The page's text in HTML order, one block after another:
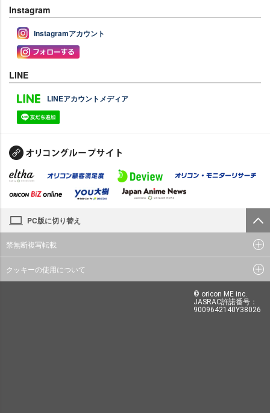
Instagram
Instagramアカウント
LINE
LINEアカウントメディア
PC版に切り替え
禁無断複写転載
クッキーの使用について
© oricon ME inc.
JASRAC許諾番号：
9009642140Y38026